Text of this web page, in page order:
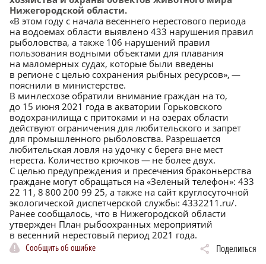
Нижегородской области.
«В этом году с начала весеннего нерестового периода
на водоемах области выявлено 433 нарушения правил
рыболовства, а также 106 нарушений правил
пользования водными объектами для плавания
на маломерных судах, которые были введены
в регионе с целью сохранения рыбных ресурсов», —
пояснили в министерстве.
В минлесхозе обратили внимание граждан на то,
до 15 июня 2021 года в акватории Горьковского
водохранилища с притоками и на озерах области
действуют ограничения для любительского и запрет
для промышленного рыболовства. Разрешается
любительская ловля на удочку с берега вне мест
нереста. Количество крючков — не более двух.
С целью предупреждения и пресечения браконьерства
граждане могут обращаться на «Зеленый телефон»: 433
22 11, 8 800 200 99 25, а также на сайт круглосуточной
экологической диспетчерской службы: 4332211.ru/.
Ранее сообщалось, что в Нижегородской области
утвержден План рыбоохранных мероприятий
в весенний нерестовый период 2021 года.
Сообщить об ошибке
Поделиться